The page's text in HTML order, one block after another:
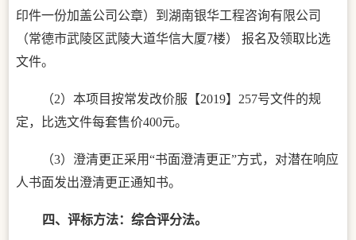
印件一份加盖公司公章）到湖南银华工程咨询有限公司
（常德市武陵区武陵大道华信大厦7楼） 报名及领取比选
文件。
（2）本项目按常发改价服【2019】257号文件的规
定，比选文件每套售价400元。
（3）澄清更正采用“书面澄清更正”方式，对潜在响应
人书面发出澄清更正通知书。
四、评标方法：综合评分法。